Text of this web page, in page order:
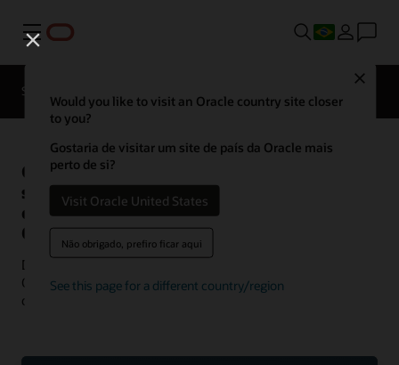
Menu
Would you like to visit an Oracle country site closer
to you?
Gostaria de visitar um site de país da Oracle mais
perto de si?
Visit Oracle United States
Não obrigado, prefiro ficar aqui
See this page for a different country/region
Soluções
Casos de
sucesso de
clientes do
Oracle Communications
Descubra como os clientes estão usando as soluções
Oracle Communications para impulsionar a inovação e
oferecer a melhor experiência aos hóspedes.